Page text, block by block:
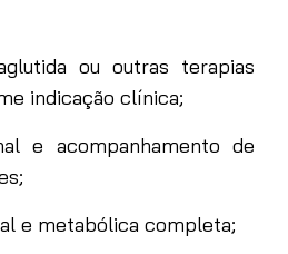
ou outras terapias
indicação clínica;
e acompanhamento de
e metabólica completa;